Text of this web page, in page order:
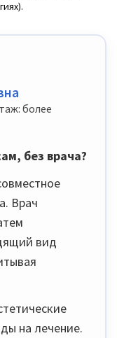
более
без врача?
Врач
вид
на лечение.